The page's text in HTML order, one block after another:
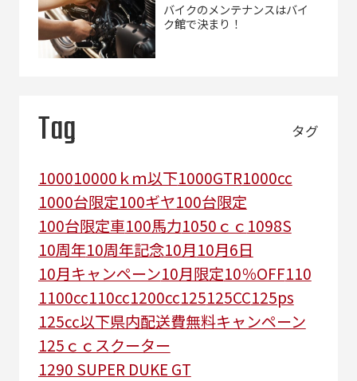
バイクのメンテナンスはバイ
ク館で決まり！
Tag タグ
100010000ｋｍ以下1000GTR1000cc
1000台限定100ギヤ100台限定
100台限定車100馬力1050ｃｃ 1098S
10周年10周年記念10月10月6日
10月キャンペーン10月限定10％OFF110
1100cc110cc1200cc125125CC125ps
125㏄以下県内配送費無料キャンペーン
125ｃｃスクーター
1290 SUPER DUKE GT